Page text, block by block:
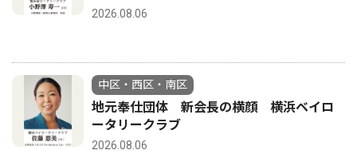
2026.08.06
中区・西区・南区
地元奉仕団体 新会長の横顔 横浜ベイロ
ータリークラブ
2026.08.06